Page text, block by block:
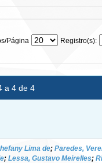
Página Registro(s):
a 4 de 4
Lima de; Paredes,
; Lessa, Gustavo Meirelles;